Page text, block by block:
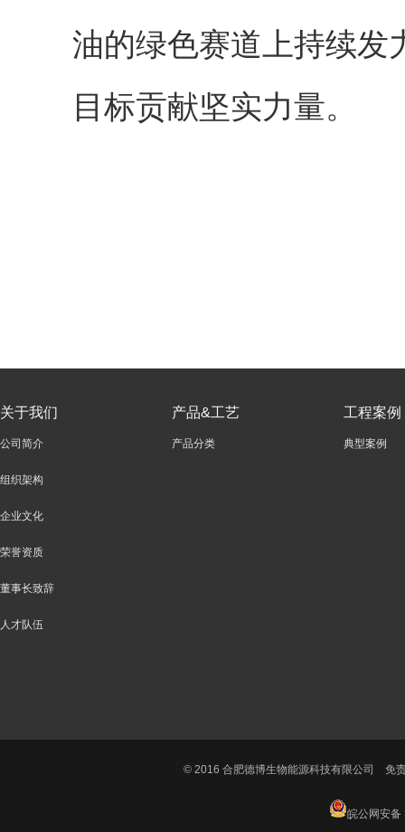
油的绿色赛道上持续发
目标贡献坚实力量。
关于我们
公司简介
组织架构
企业文化
荣誉资质
董事长致辞
人才队伍
产品&工艺
产品分类
工程案例
典型案例
© 2016 合肥德博生物能源科技有限公司 免
皖公网安